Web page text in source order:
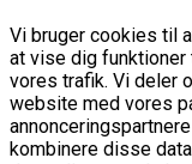
Vi bruger cookies til
at vise dig
vores trafik. Vi deler
website med vores
kombinere disse